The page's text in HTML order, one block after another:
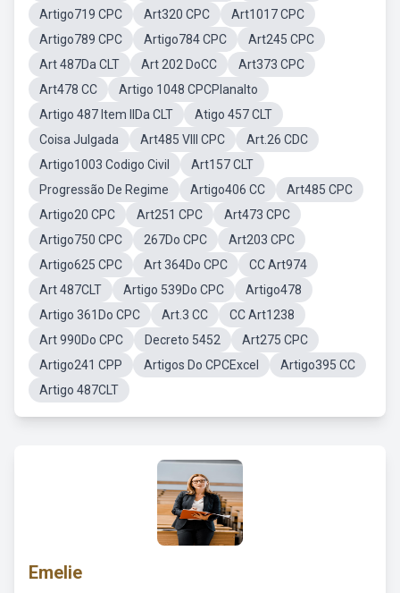
Artigo719 CPC Art320 CPC
Art1017 CPC
Artigo789 CPC
Artigo784 CPC
Art245 CPC
Art 487Da CLT
Art 202 DoCC
Art373 CPC
Art478 CC
Artigo 1048 CPCPlanalto
Artigo 487 Item IIDa CLT
Atigo 457 CLT
Coisa Julgada
Art485 VIII CPC
Art.26 CDC
Artigo1003 Codigo Civil
Art157 CLT
Progressão De Regime
Artigo406 CC
Art485 CPC
Artigo20 CPC
Art251 CPC
Art473 CPC
Artigo750 CPC
267Do CPC
Art203 CPC
Artigo625 CPC
Art 364Do CPC
CC Art974
Art 487CLT
Artigo 539Do CPC
Artigo478
Artigo 361Do CPC
Art.3 CC
CC Art1238
Art 990Do CPC
Decreto 5452
Art275 CPC
Artigo241 CPP
Artigos Do CPCExcel
Artigo395 CC
Artigo 487CLT
Emelie